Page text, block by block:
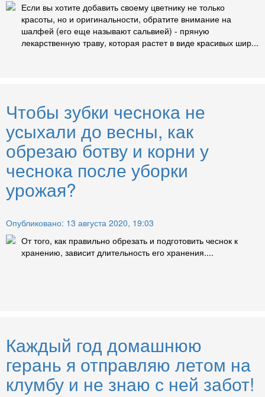
Если вы хотите добавить своему цветнику не только
красоты, но и оригинальности, обратите внимание на
шалфей (его еще называют сальвией) - пряную
лекарственную траву, которая растет в виде красивых шир...
Чтобы зубки чеснока не
усыхали до весны, как
обрезаю ботву и корни у
чеснока после уборки
урожая?
Опубликовано: 13 августа 2020, 19:03
От того, как правильно обрезать и подготовить чеснок к
хранению, зависит длительность его хранения....
Каждый год домашнюю
герань я отправляю летом на
клумбу и не знаю с ней забот!